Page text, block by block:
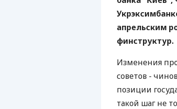
апрельским
финструктур.
Изменения
советов -
позиции
такой шаг не